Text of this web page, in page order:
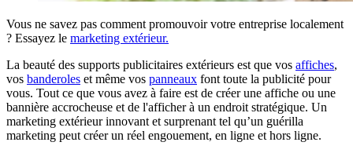
Vous ne savez pas comment promouvoir votre entreprise localement
? Essayez le marketing extérieur.
La beauté des supports publicitaires extérieurs est que vos affiches,
vos banderoles et même vos panneaux font toute la publicité pour
vous. Tout ce que vous avez à faire est de créer une affiche ou une
bannière accrocheuse et de l'afficher à un endroit stratégique. Un
marketing extérieur innovant et surprenant tel qu’un guérilla
marketing peut créer un réel engouement, en ligne et hors ligne.